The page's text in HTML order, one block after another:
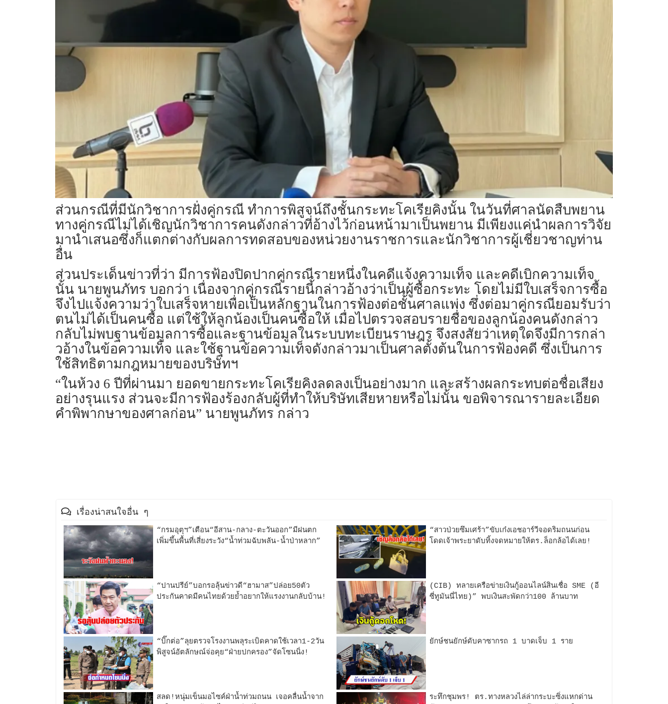
ส่วนกรณีที่มีนักวิชาการฝั่งคู่กรณี ทำการพิสูจน์ถึงชั้นกระทะโคเรียคิงนั้น ในวันที่ศาลนัดสืบพยาน
ทางคู่กรณีไม่ได้เชิญนักวิชาการคนดังกล่าวที่อ้างไว้ก่อนหน้ามาเป็นพยาน มีเพียงแค่นำผลการวิจัย
มานำเสนอซึ่งก็แตกต่างกับผลการทดสอบของหน่วยงานราชการและนักวิชาการผู้เชี่ยวชาญท่าน
อื่น
ส่วนประเด็นข่าวที่ว่า มีการฟ้องปิดปากคู่กรณีรายหนึ่งในคดีแจ้งความเท็จ และคดีเบิกความเท็จ
นั้น นายพูนภัทร บอกว่า เนื่องจากคู่กรณีรายนี้กล่าวอ้างว่าเป็นผู้ซื้อกระทะ โดยไม่มีใบเสร็จการซื้อ
จึงไปแจ้งความว่าใบเสร็จหายเพื่อเป็นหลักฐานในการฟ้องต่อชั้นศาลแพ่ง ซึ่งต่อมาคู่กรณียอมรับว่า
ตนไม่ได้เป็นคนซื้อ แต่ใช้ให้ลูกน้องเป็นคนซื้อให้ เมื่อไปตรวจสอบรายชื่อของลูกน้องคนดังกล่าว
กลับไม่พบฐานข้อมูลการซื้อและฐานข้อมูลในระบบทะเบียนราษฎร จึงสงสัยว่าเหตุใดจึงมีการกล่า
วอ้างในข้อความเท็จ และใช้ฐานข้อความเท็จดังกล่าวมาเป็นศาลตั้งต้นในการฟ้องคดี ซึ่งเป็นการ
ใช้สิทธิตามกฎหมายของบริษัทฯ
“ในห้วง 6 ปีที่ผ่านมา ยอดขายกระทะโคเรียคิงลดลงเป็นอย่างมาก และสร้างผลกระทบต่อชื่อเสียง
อย่างรุนแรง ส่วนจะมีการฟ้องร้องกลับผู้ที่ทำให้บริษัทเสียหายหรือไม่นั้น ขอพิจารณารายละเอียด
คำพิพากษาของศาลก่อน” นายพูนภัทร กล่าว
เรื่องน่าสนใจอื่น ๆ
“กรมอุตุฯ”เตือน“อีสาน-กลาง-ตะวันออก”มีฝนตก
เพิ่มขึ้นพื้นที่เสี่ยงระวัง“น้ำท่วมฉับพลัน-น้ำป่าหลาก”
“สาวป่วยซึมเศร้า”ขับเก๋งเอชอาร์วีจอดริมถนนก่อน
โดดเจ้าพระยาดับทิ้งจดหมายให้ตร.ล็อกล้อได้เลย!
“ปานปรีย์”บอกรอลุ้นข่าวดี“ฮามาส”ปล่อย50ตัว
ประกันคาดมีคนไทยด้วยย้ำอยากให้แรงงานกลับบ้าน!
(CIB) ทลายเครือข่ายเงินกู้ออนไลน์สินเชื่อ SME (อี
ซี่ทูมันนี่ไทย)” พบเงินสะพัดกว่า100 ล้านบาท
“บิ๊กต่อ”ลุยตรวจโรงงานพลุระเบิดคาดใช้เวลา1-2วัน
พิสูจน์อัตลักษณ์จ่อคุย“ฝ่ายปกครอง”จัดโซนนิ่ง!
ยักษ์ชนยักษ์ดับคาซากรถ 1 บาดเจ็บ 1 ราย
สลด!หนุ่มเข็นมอไซค์ฝ่าน้ำท่วมถนน เจอคลื่นน้ำจาก ระทึกชุมพร! ตร.ทางหลวงไล่ล่ากระบะซิ่งแหกด่าน